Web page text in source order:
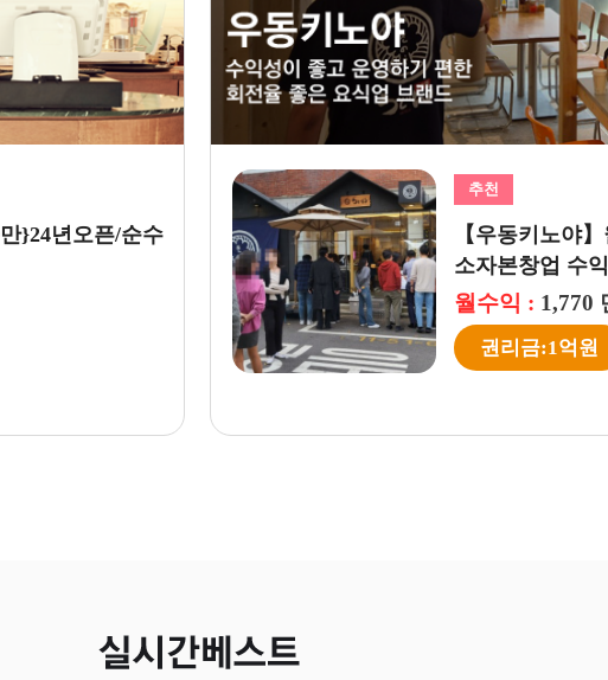
▣서울 마포,서대문 우지커피 창업[월평균3,000만,월고
【우동키노야】월 수익 약 1770만【강서구】초보창업
소자본창업 수익성창업
1,770 만원
권리금:1억원